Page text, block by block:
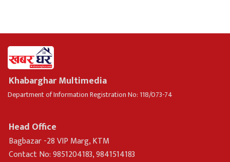
Khabarghar Multimedia
Department of Information Registration No: 118/073-74
Head Office
Bagbazar -28 VIP Marg, KTM
Contact No: 9851204183, 9841514183